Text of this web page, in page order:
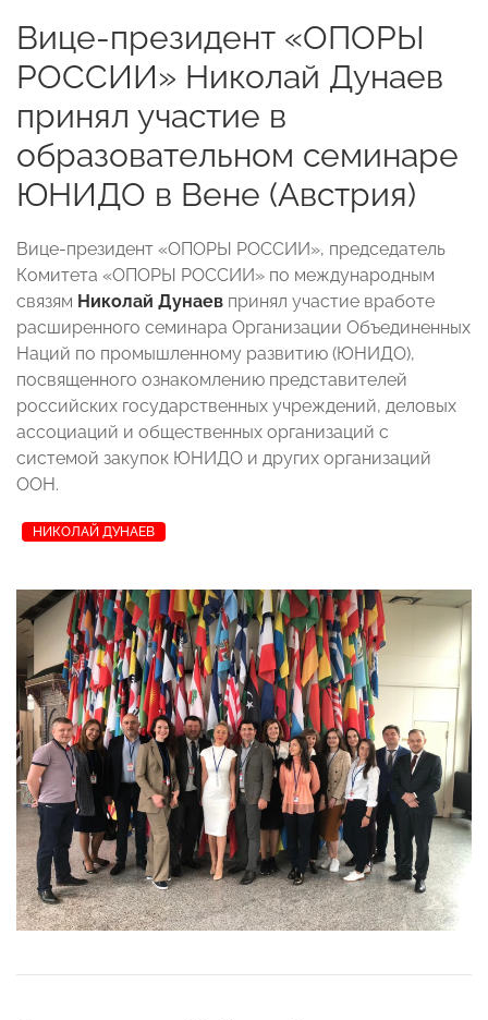
Вице-президент «ОПОРЫ
РОССИИ» Николай Дунаев
принял участие в
образовательном семинаре
ЮНИДО в Вене (Австрия)
Вице-президент «ОПОРЫ РОССИИ», председатель
Комитета «ОПОРЫ РОССИИ» по международным
связям Николай Дунаев принял участие вработе
расширенного семинара Организации Объединенных
Наций по промышленному развитию (ЮНИДО),
посвященного ознакомлению представителей
российских государственных учреждений, деловых
ассоциаций и общественных организаций с
системой закупок ЮНИДО и других организаций
ООН.
НИКОЛАЙ ДУНАЕВ